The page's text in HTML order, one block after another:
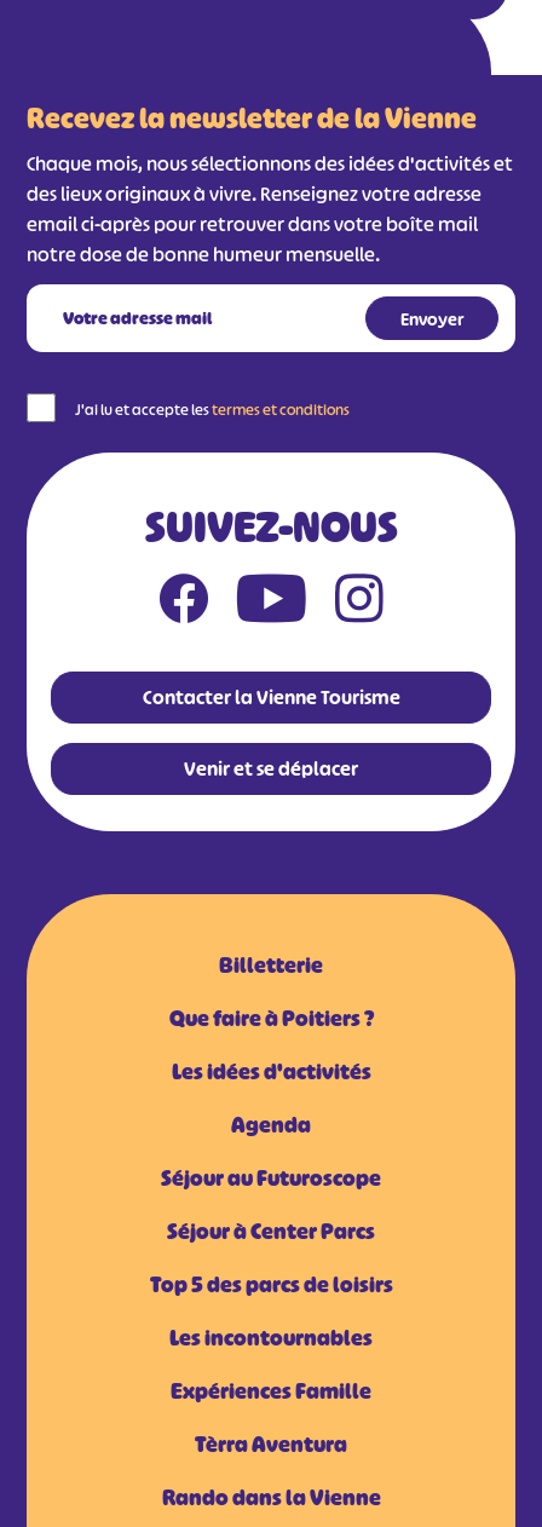
Recevez la newsletter de la Vienne
Chaque mois, nous sélectionnons des idées d'activités et
des lieux originaux à vivre. Renseignez votre adresse
email ci-après pour retrouver dans votre boîte mail
notre dose de bonne humeur mensuelle.
J'ai lu et accepte lestermes et conditions
SUIVEZ-NOUS
Contacter la Vienne Tourisme
Venir et se déplacer
Billetterie
Que faire à Poitiers ?
Les idées d'activités
Agenda
Séjour au Futuroscope
Séjour à Center Parcs
Top 5 des parcs de loisirs
Les incontournables
Expériences Famille
Tèrra Aventura
Rando dans la Vienne
# #
#
#